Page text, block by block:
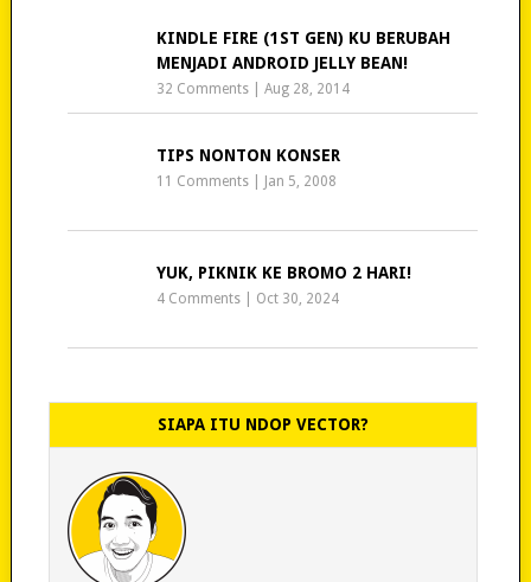
KINDLE FIRE (1ST GEN) KU BERUBAH
MENJADI ANDROID JELLY BEAN!
32 Comments |Aug 28, 2014
TIPS NONTON KONSER
11 Comments Jan 5, 2008
YUK, PIKNIK KE BROMO 2 HARI!
4 Comments Oct 30, 2024
SIAPA ITU NDOP VECTOR?